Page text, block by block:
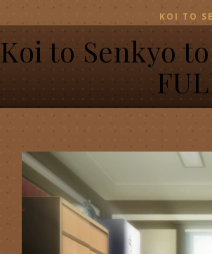
KOI TO
Koi to Senkyo